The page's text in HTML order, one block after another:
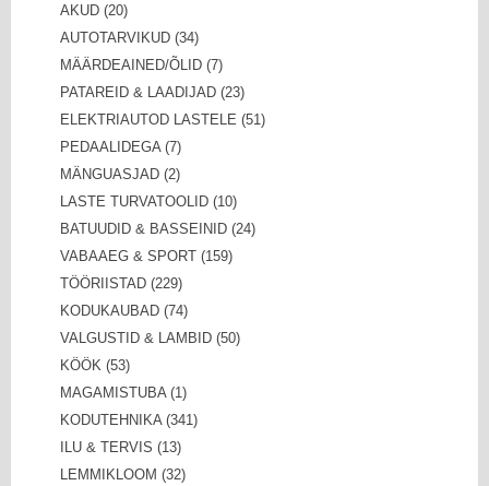
AKUD (20)
AUTOTARVIKUD (34)
MÄÄRDEAINED/ÕLID (7)
PATAREID & LAADIJAD (23)
ELEKTRIAUTOD LASTELE (51)
PEDAALIDEGA (7)
MÄNGUASJAD (2)
LASTE TURVATOOLID (10)
BATUUDID & BASSEINID (24)
VABAAEG & SPORT (159)
TÖÖRIISTAD (229)
KODUKAUBAD (74)
VALGUSTID & LAMBID (50)
KÖÖK (53)
MAGAMISTUBA (1)
KODUTEHNIKA (341)
ILU & TERVIS (13)
LEMMIKLOOM (32)